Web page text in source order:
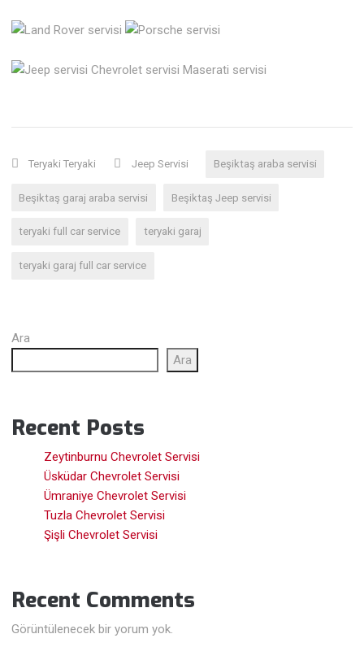
Teryaki Teryaki Jeep Servisi Beşiktaş araba servisi
Beşiktaş garaj araba servisi Beşiktaş Jeep servisi
teryaki full car service teryaki garaj
teryaki garaj full car service
Ara
Ara
Recent Posts
Zeytinburnu Chevrolet Servisi
Üsküdar Chevrolet Servisi
Ümraniye Chevrolet Servisi
Tuzla Chevrolet Servisi
Şişli Chevrolet Servisi
Recent Comments
Görüntülenecek bir yorum yok.